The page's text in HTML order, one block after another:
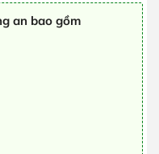
an bao gồm